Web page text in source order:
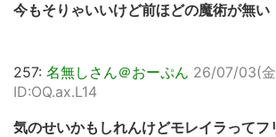
今もそりゃいいけど前ほどの魔術が無い
257: 名無しさん＠おーぷん 26/07/03(
ID:OQ.ax.L14
気のせいかもしれんけどモレイラってフ